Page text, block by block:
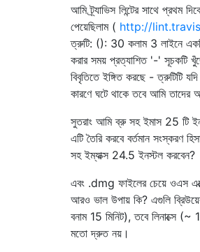
# even
          wget https
://
hdiutil
          sudo ln
- s /
fi
-
if [[
          wget https
          sudo ln
- s /
fi
  make test
আমি ট্র্যাভিস লিন্টের সাথে প্রথম
পেয়েছিলাম ( http://
ত্রুটি: (): 30 কলাম 3 লাইনে
করার সময় প্রত্যাশিত '-' সূচকটি
বিবৃতিতে ইঙ্গিত করছে - ত্রুটিটি
কারণে ঘটে থাকে তবে আমি তাদের
সুতরাং আমি ব্রু সহ ইমাস 25 টি
এটি তৈরি করবে বর্তমান সংস্করণ
সহ ইম্যাক্স 24.5 ইনস্টল করবেন?
এবং .dmg ফাইলের চেয়ে ওএস
আরও ভাল উপায় কি? এগুলি
বনাম 15 মিনিট), তবে লিনাক্সে (~
মতো দ্রুত নয়।